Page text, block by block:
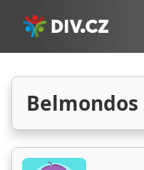
Belmondos